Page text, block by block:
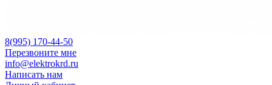
8(995) 170-44-50
Перезвоните мне
info@elektrokrd.ru
Написать нам